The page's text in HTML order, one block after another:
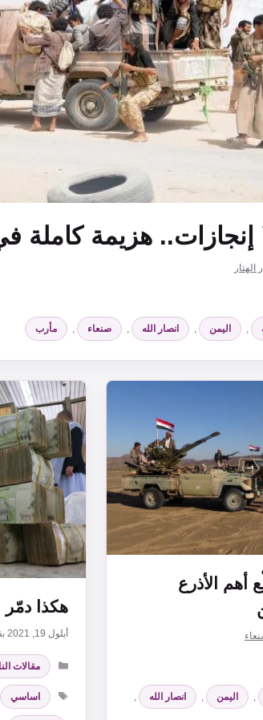
إنجازات.. هزيمة كاملة
الهتار
, اليمن , انصار الله , صنعاء , مأرب
أهم الأذرع
, اليمن , انصار الله ,
هكذا دمّر
أيلول 19, 2021
التصنيفات
مقالات
الوسوم
اساسي